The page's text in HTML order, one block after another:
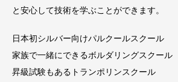
と安心して技術を学ぶことができます。
日本初シルバー向けパルクールスクール
家族で一緒にできるボルダリングスクール
昇級試験もあるトランポリンスクール